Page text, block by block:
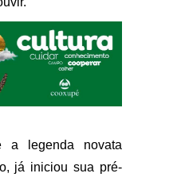
a legenda novata
já iniciou sua pré-